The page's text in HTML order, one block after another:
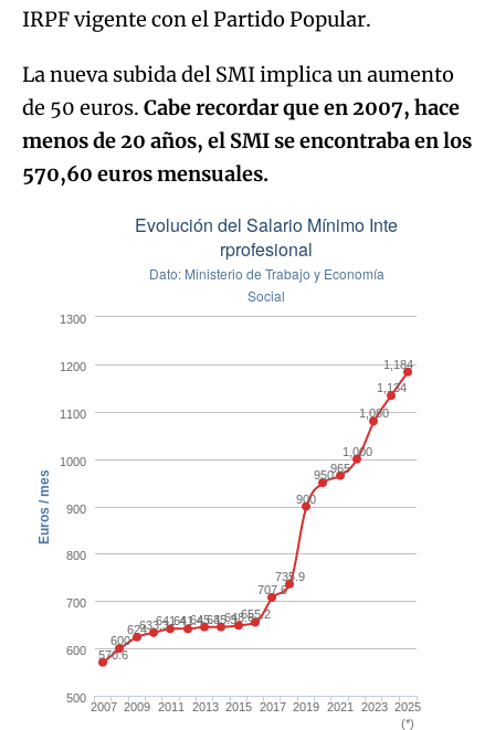
IRPF vigente con el Partido Popular.
La nueva subida del SMI implica un aumento
de 50 euros. Cabe recordar que en 2007, hace
menos de 20 años, el SMI se encontraba en los
570,60 euros mensuales.